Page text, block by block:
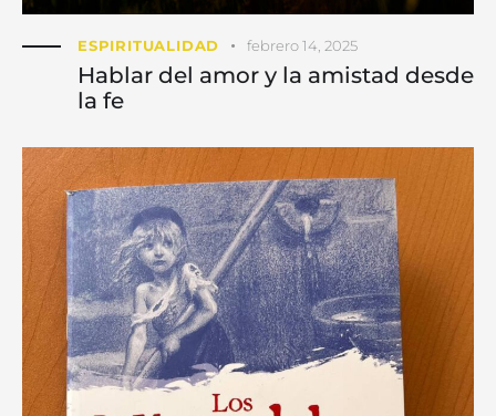
ESPIRITUALIDAD febrero 14, 2025
Hablar del amor y la amistad desde
la fe